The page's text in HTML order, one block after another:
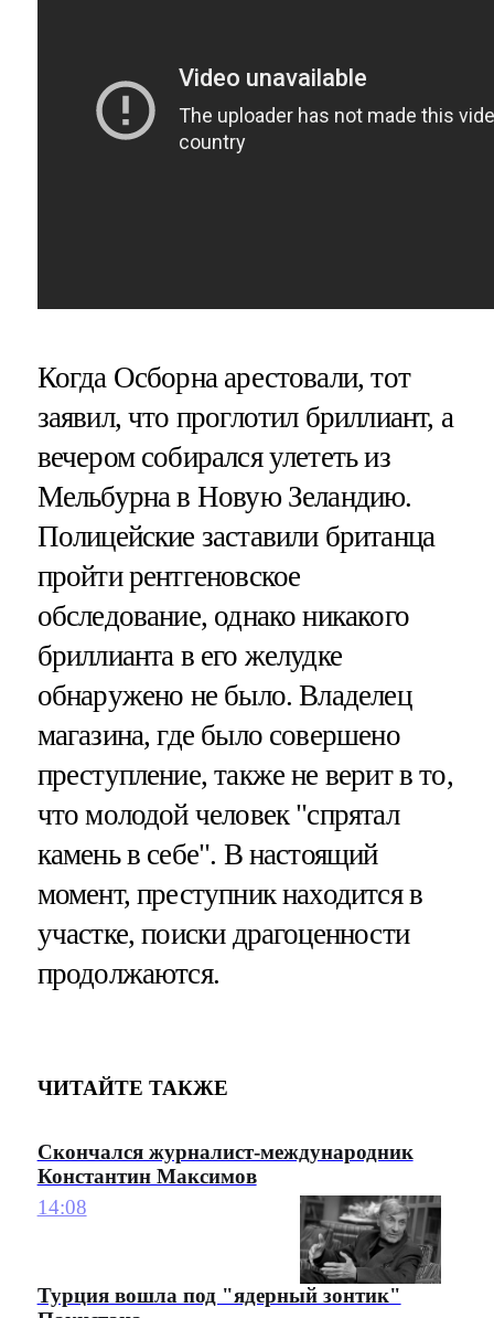
Когда Осборна арестовали, тот
заявил, что проглотил бриллиант, а
вечером собирался улететь из
Мельбурна в Новую Зеландию.
Полицейские заставили британца
пройти рентгеновское
обследование, однако никакого
бриллианта в его желудке
обнаружено не было. Владелец
магазина, где было совершено
преступление, также не верит в то,
что молодой человек "спрятал
камень в себе". В настоящий
момент, преступник находится в
участке, поиски драгоценности
продолжаются.
ЧИТАЙТЕ ТАКЖЕ
Скончался журналист-международник
Константин Максимов
14:08
Турция вошла под "ядерный зонтик"